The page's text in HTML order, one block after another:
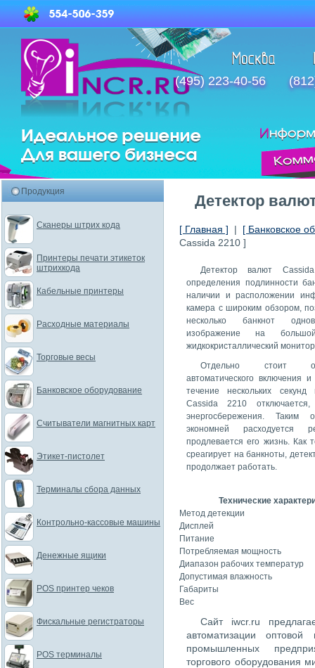
(495) 223-40-56
Детектор
[ Главная ] | [ Банковское
Cassida 2210 ]
Детектор валют
определения подлинности
наличии и расположении
камера с широким обзором,
несколько банкнот
изображение на
жидкокристаллический
Отдельно стоит
автоматического включения
течение нескольких
Cassida 2210
энергосбережения. Таким
экономней расходуется
продлевается его жизнь. Как
среагирует на банкноты,
продолжает работать.
Технические
Метод детекции
Дисплей
Питание
Потребляемая мощность
Диапазон рабочих температур
Допустимая влажность
Габариты
Вес
Сайт iwcr.ru
автоматизации
промышленных
торгового оборудования
Продукция
Сканеры штрих кода
Принтеры печати этикеток
штрихкода
Кабельные принтеры
Расходные материалы
Торговые весы
Банковское оборудование
Считыватели магнитных карт
Этикет-пистолет
Терминалы сбора данных
Контрольно-кассовые машины
Денежные ящики
POS принтер чеков
Фискальные регистраторы
POS терминалы